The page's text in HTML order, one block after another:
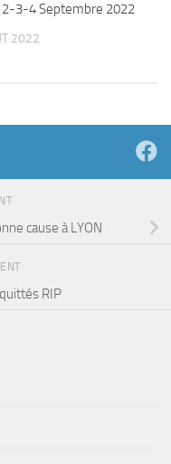
2-3-4 Septembre 2022
2022
cause à LYON
RIP